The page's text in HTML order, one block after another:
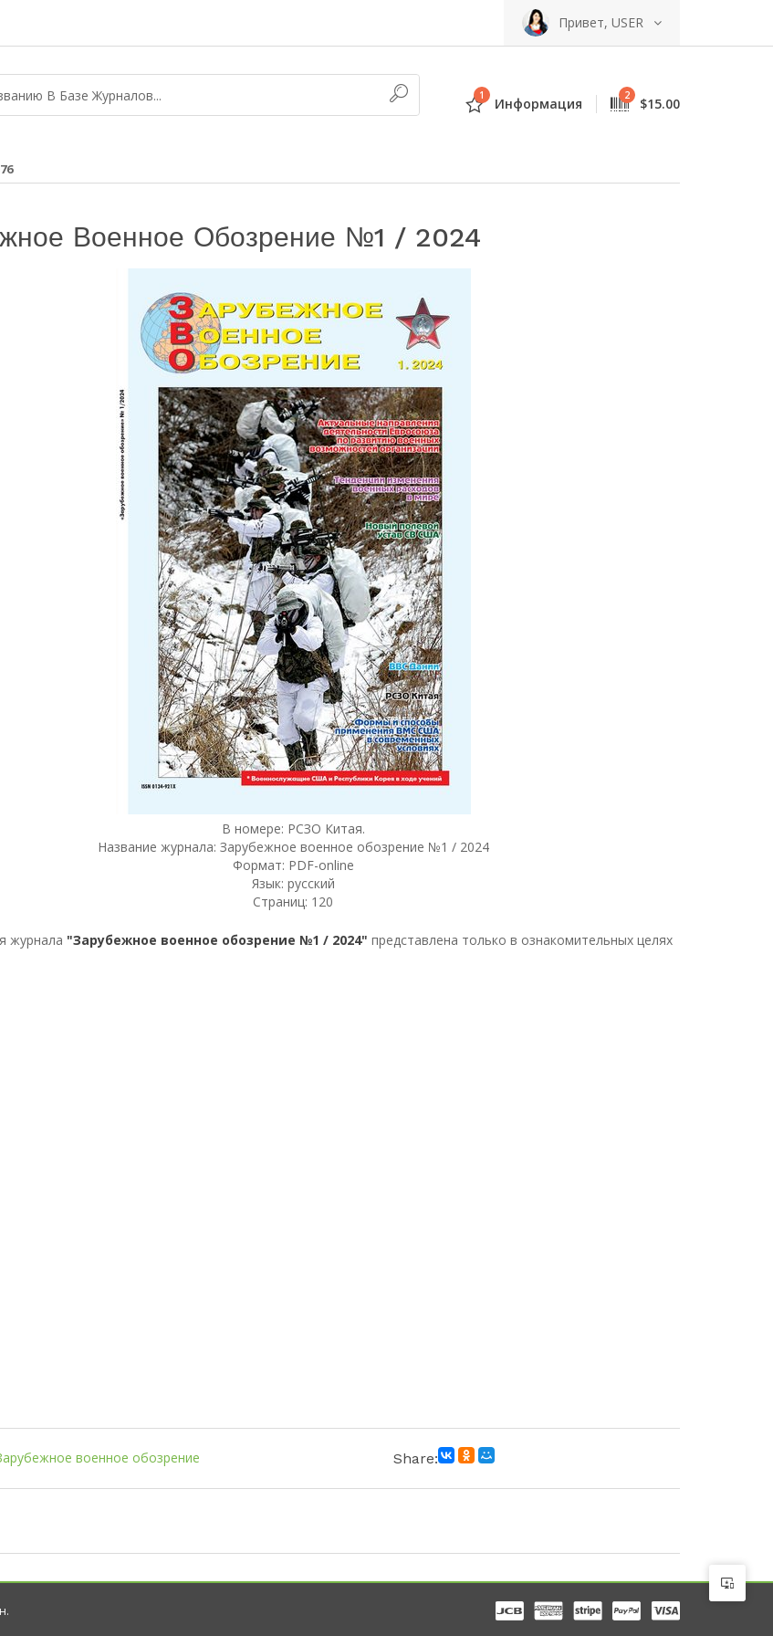
Привет, USER
1 Информация 2 $15.00
Военное Обозрение №1 / 2024
В номере: РСЗО Китая.
Название журнала: Зарубежное военное обозрение №1 / 2024
Формат: PDF-online
Язык: русский
Страниц: 120
журнала "Зарубежное военное обозрение №1 / 2024" представлена только в ознакомительных целях
военное обозрение Share: